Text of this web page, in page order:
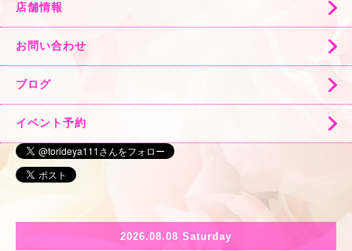
店舗情報
お問い合わせ
ブログ
イベント予約
2026.08.08 Saturday